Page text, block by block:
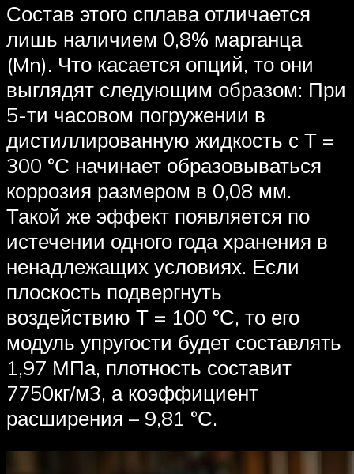
Состав этого сплава отличается
лишь наличием 0,8% марганца
(Mn). Что касается опций, то они
выглядят следующим образом: При
5-ти часовом погружении в
дистиллированную жидкость с Т =
300 °С начинает образовываться
коррозия размером в 0,08 мм.
Такой же эффект появляется по
истечении одного года хранения в
ненадлежащих условиях. Если
плоскость подвергнуть
воздействию Т = 100 °С, то его
модуль упругости будет составлять
1,97 МПа, плотность составит
7750кг/м3, а коэффициент
расширения – 9,81 °С.